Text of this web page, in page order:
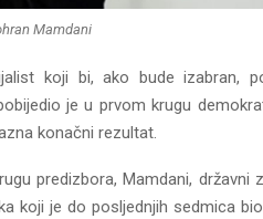
Mamdani
koji bi, ako bude izabran,
je u prvom krugu
konačni rezultat.
predizbora, Mamdani, državni
koji je do posljednjih sedmica